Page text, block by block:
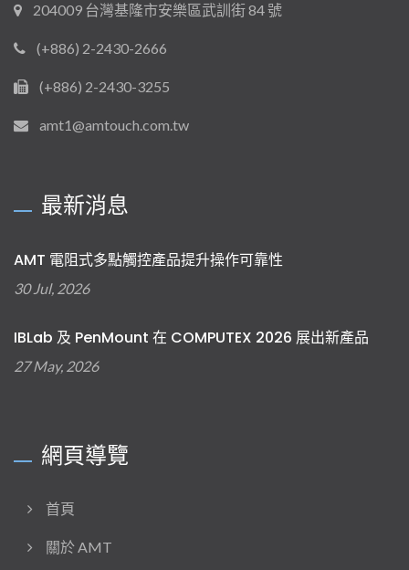
204009 台灣基隆市安樂區武訓街 84 號
(+886) 2-2430-2666
(+886) 2-2430-3255
amt1@amtouch.com.tw
最新消息
AMT 電阻式多點觸控產品提升操作可靠性
30 Jul, 2026
IBLab 及 PenMount 在 COMPUTEX 2026 展出新產品
27 May, 2026
網頁導覽
首頁
關於 AMT